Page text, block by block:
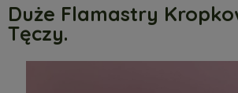
Duże Flamastry
Tęczy.